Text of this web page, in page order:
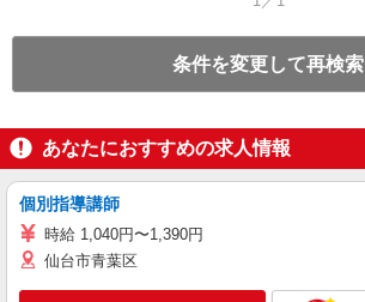
条件を変更して再検索
あなたにおすすめの求人情報
個別指導講師
時給 1,040円〜1,390円
仙台市青葉区